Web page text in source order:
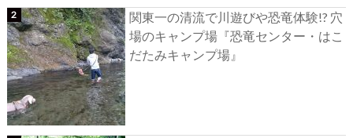
関東一の清流で川遊びや恐竜体験!? 穴
場のキャンプ場『恐竜センター・はこ
だたみキャンプ場』